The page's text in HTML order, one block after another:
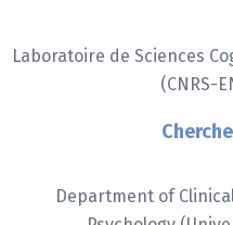
Laboratoire de Sciences
(CNRS-
Department of